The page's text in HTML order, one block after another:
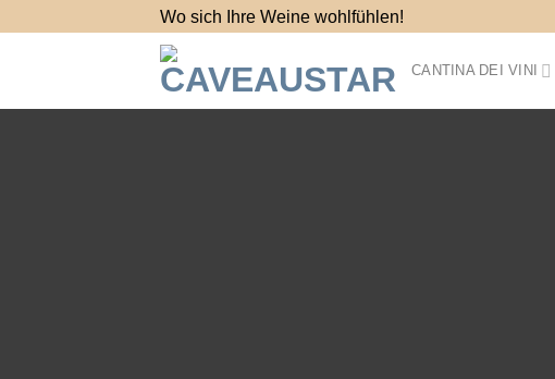
Wo sich Ihre Weine wohlfühlen!
CANTINA DEI VINI